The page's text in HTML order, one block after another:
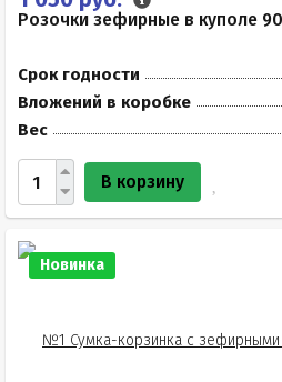
Розочки зефирные в куполе
Срок годности
Вложений в коробке
Вес
В корзину
Новинка